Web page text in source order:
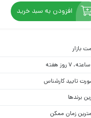
افزودن به سبد خرید
بازار
تایید کارشناس
برندها
زمان ممکن